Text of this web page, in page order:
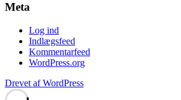
Meta
Log ind
Indlægsfeed
Kommentarfeed
WordPress.org
Drevet af WordPress